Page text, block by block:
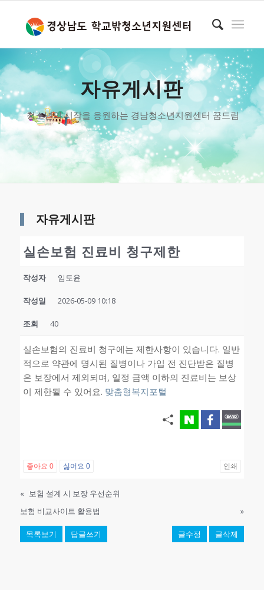
자유게시판
청소년의 시작을 응원하는 경남청소년지원센터 꿈드림
자유게시판
실손보험 진료비 청구제한
작성자 임도윤
작성일 2026-05-09 10:18
조회 40
실손보험의 진료비 청구에는 제한사항이 있습니다. 일반
적으로 약관에 명시된 질병이나 가입 전 진단받은 질병
은 보장에서 제외되며, 일정 금액 이하의 진료비는 보상
이 제한될 수 있어요. 맞춤형복지포털
좋아요 0 싫어요 0 인쇄
« 보험 설계 시 보장 우선순위
보험 비교사이트 활용법
»
목록보기 답글쓰기 글수정 글삭제